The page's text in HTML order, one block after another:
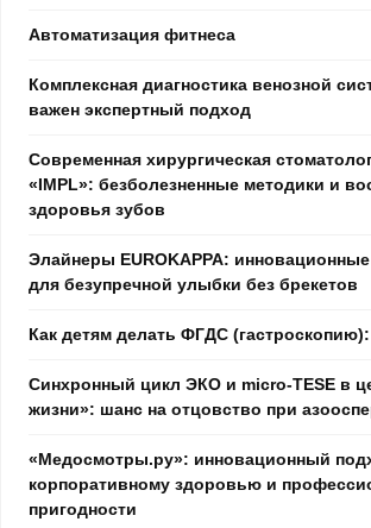
Автоматизация фитнеса
Комплексная диагностика венозной
важен экспертный подход
Современная хирургическая
«IMPL»: безболезненные методики и
здоровья зубов
Элайнеры EUROKAPPA:
для безупречной улыбки без брекетов
Как детям делать ФГДС
Синхронный цикл ЭКО и micro-TESE в
жизни»: шанс на отцовство при
«Медосмотры.ру»: инновационный
корпоративному здоровью и
пригодности